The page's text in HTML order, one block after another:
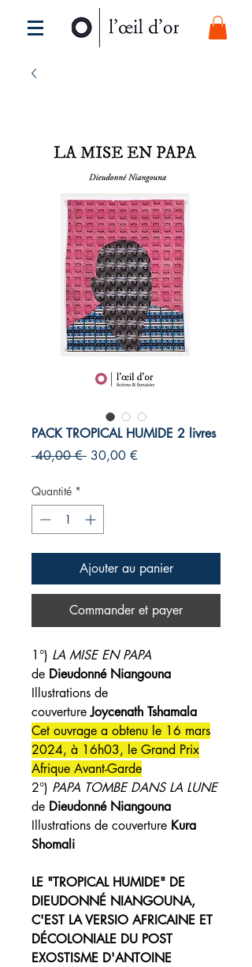
PACK TROPICAL HUMIDE 2 livres
40,00 € Prix
30,00 €
Quantité *
Ajouter au panier
Commander et payer
1°) LA MISE EN PAPA
de Dieudonné Niangouna
Illustrations de
couvertureJoycenath Tshamala
Cet ouvrage a obtenu le 16 mars
2024, à 16h03, le Grand Prix
Afrique Avant-Garde
2°) PAPA TOMBE DANS LA LUNE
de Dieudonné Niangouna
Illustrations de couverture Kura
Shomali
LE "TROPICAL HUMIDE" DE
DIEUDONNÉ NIANGOUNA,
C'EST LA VERSIO AFRICAINE ET
DÉCOLONIALE DU POST
EXOSTISME D'ANTOINE